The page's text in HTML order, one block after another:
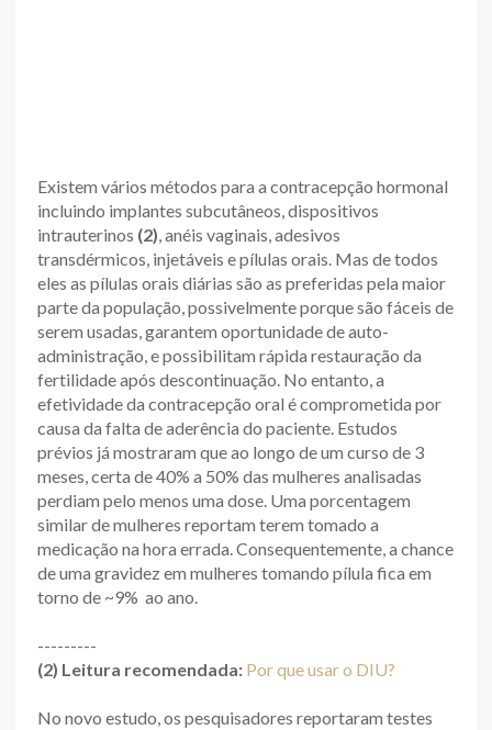
Existem vários métodos para a contracepção hormonal
incluindo implantes subcutâneos, dispositivos
intrauterinos (2), anéis vaginais, adesivos
transdérmicos, injetáveis e pílulas orais. Mas de todos
eles as pílulas orais diárias são as preferidas pela maior
parte da população, possivelmente porque são fáceis de
serem usadas, garantem oportunidade de auto-
administração, e possibilitam rápida restauração da
fertilidade após descontinuação. No entanto, a
efetividade da contracepção oral é comprometida por
causa da falta de aderência do paciente. Estudos
prévios já mostraram que ao longo de um curso de 3
meses, certa de 40% a 50% das mulheres analisadas
perdiam pelo menos uma dose. Uma porcentagem
similar de mulheres reportam terem tomado a
medicação na hora errada. Consequentemente, a chance
de uma gravidez em mulheres tomando pílula fica em
torno de ~9% ao ano.
---------
(2) Leitura recomendada: Por que usar o DIU?
No novo estudo, os pesquisadores reportaram testes